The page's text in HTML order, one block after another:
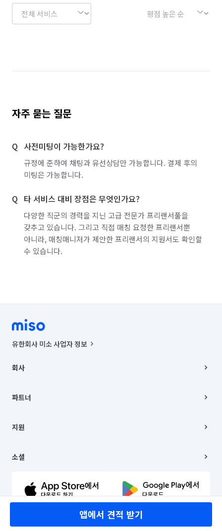
자주 묻는 질문
사전미팅이 가능한가요?
규정에 준하여 채팅과 유선상담만 가능합니다. 결제 후의
미팅은 가능합니다.
타 서비스 대비 장점은 무엇인가요?
다양한 직군의 경력을 지닌 고급 전문가 프리랜서풀을
갖추고 있습니다. 그리고 직접 매칭 요청한 프리랜서뿐
아니라, 매칭매니저가 제안한 프리랜서의 지원서도 확인할
수 있습니다.
앱에서 견적 받기
유한회사 미소 사업자 정보
00019 |
주소 | 본사: 서울특별시 종로구 율곡로 6(중학동, 트윈트리빌딩) B동 5층
컨택센터 : 서울특별시 종로구 수송동 율곡로 24, 7층, 8층 미소
상품, 상품정보, 거래에 관한 의무와 책임은 거래당사자에게 있습니다.
언론 보도 관련 문의:
© 유한회사 미소. Miso, Inc. All Rights Reserved.
회사
채용
파트너
이사
지원
이용약관
문의하기
소셜
유튜브